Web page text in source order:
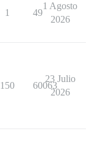
1 49
1 Agosto
2026
150 60063
23 Julio
2026